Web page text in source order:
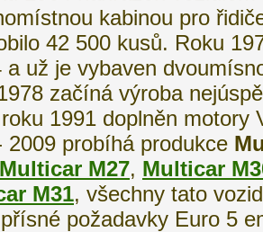
kabinou pro
42 500 kusů. Roku
a už je vybaven
začíná výroba
1991 doplněn motory
2009 probíhá produkce
Multicar M27, Multicar
M31, všechny tato
požadavky Euro 5